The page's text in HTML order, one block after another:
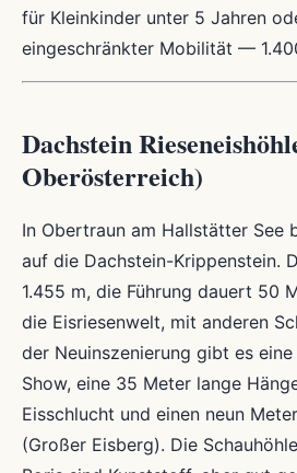
für Kleinkinder unter 5 Jahren
eingeschränkter Mobilität —
Dachstein
Oberösterreich)
In Obertraun am Hallstätter See
auf die Dachstein-Krippenstein.
1.455 m, die Führung dauert 50
die Eisriesenwelt, mit anderen
der Neuinszenierung gibt es
Show, eine 35 Meter lange
Eisschlucht und einen neun
(Großer Eisberg). Die